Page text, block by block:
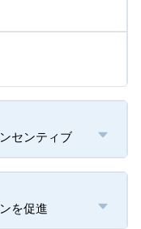
センティブ
を促進